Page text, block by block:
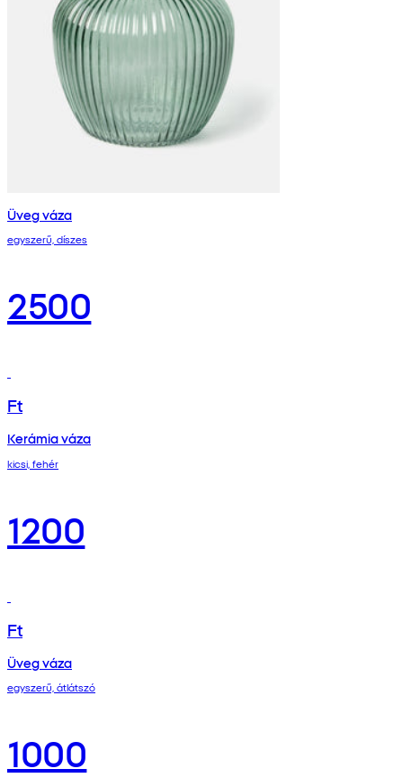
Üveg váza
egyszerű, díszes
2500
Ft
Kerámia váza
kicsi, fehér
1200
Ft
Üveg váza
egyszerű, átlátszó
1000